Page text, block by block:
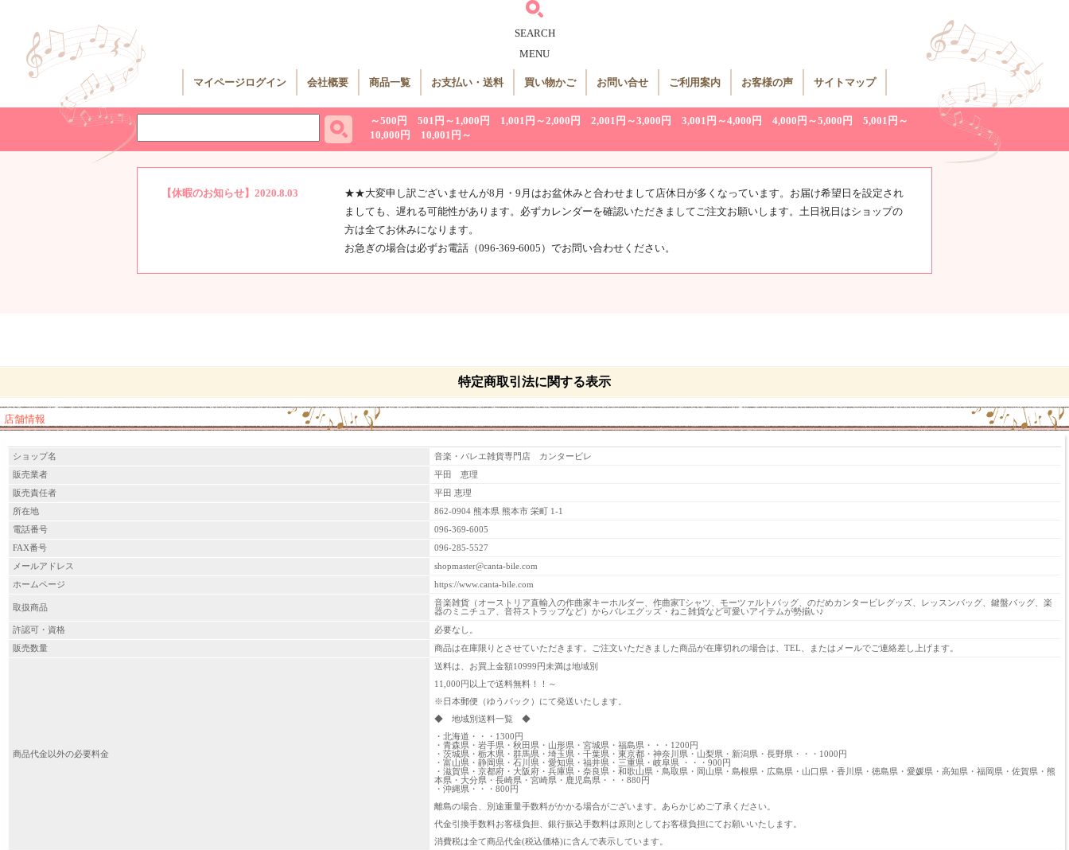
SEARCH
MENU
マイページログイン 会社概要 商品一覧 お支払い・送料 買い物かご お問い合せ ご利用案内 お客様の声 サイトマップ
～500円 501円～1,000円 1,001円～2,000円 2,001円～3,000円 3,001円～4,000円 4,000円～5,000円
5,001円～
10,000円
10,001円～
【休暇のお知らせ】2020.8.03
★★大変申し訳ございませんが8月・9月はお盆休みと合わせまして店休日が多くなっています。お届け希望日を設定され
ましても、遅れる可能性があります。必ずカレンダーを確認いただきましてご注文お願いします。土日祝日はショップの
方は全てお休みになります。
お急ぎの場合は必ずお電話（096-369-6005）でお問い合わせください。
特定商取引法に関する表示
店舗情報
ショップ名
音楽・バレエ雑貨専門店 カンタービレ
販売業者
平田 恵理
販売責任者
平田 恵理
所在地
862-0904 熊本県 熊本市 栄町 1-1
電話番号
096-369-6005
FAX番号
096-285-5527
メールアドレス
shopmaster@canta-bile.com
ホームページ
https://www.canta-bile.com
取扱商品
音楽雑貨（オーストリア直輸入の作曲家キーホルダー、作曲家Tシャツ、モーツァルトバッグ、のだめカンタービレグッズ、レッスンバッグ、鍵盤バッグ、楽
器のミニチュア、音符ストラップなど）からバレエグッズ・ねこ雑貨など可愛いアイテムが勢揃い♪
許認可・資格
必要なし。
販売数量
商品は在庫限りとさせていただきます。ご注文いただきました商品が在庫切れの場合は、TEL、またはメールでご連絡差し上げます。
商品代金以外の必要料金
送料は、お買上金額10999円未満は地域別
11,000円以上で送料無料！！～
※日本郵便（ゆうパック）にて発送いたします。
◆ 地域別送料一覧 ◆
・北海道・・・1300円
・青森県・岩手県・秋田県・山形県・宮城県・福島県・・・1200円
・茨城県・栃木県・群馬県・埼玉県・千葉県・東京都・神奈川県・山梨県・新潟県・長野県・・・1000円
・富山県・静岡県・石川県・愛知県・福井県・三重県・岐阜県 ・・・900円
・滋賀県・京都府・大阪府・兵庫県・奈良県・和歌山県・鳥取県・岡山県・島根県・広島県・山口県・香川県・徳島県・愛媛県・高知県・福岡県・佐賀県・熊
本県・大分県・長崎県・宮崎県・鹿児島県・・・880円
・沖縄県・・・800円
離島の場合、別途重量手数料がかかる場合がございます。あらかじめご了承ください。
代金引換手数料お客様負担、銀行振込手数料は原則としてお客様負担にてお願いいたします。
消費税は全て商品代金(税込価格)に含んで表示しています。